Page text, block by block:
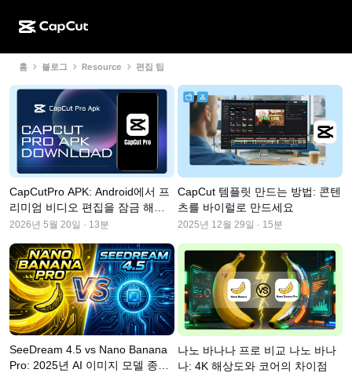
CapCut 데스크톱
CapCut 온라인
CapCut Pad
CapCut 모바일
Dreamina AI
Pippit AI
AI 디자인
동영상 스튜디오
AI 동영상 생성기
AI 이미지 생성기
AI 이미지 보정기
Dreamina Seedance 2.5
Nano Banana Pro
Gemini Omni
AI 도구
동영상 에디터 및 생성기
이미지 에디터 및 생성기
음성 생성기 및 에디터
더 보기
사용 사례
소셜 미디어
마케팅
소셜 미디어 템플릿
홀리데이 템플릿
더 보기
캘린더 템플릿
기념일 템플릿
효과 템플릿
비즈니스 템플릿
커뮤니티
이니셔티브
제휴 사용자
개척자 프로그램
크리에이티브 파트너 프로그램
CapCut 크리에이티브 캠퍼스
도움말
홈 블로그 Resource 편집 팁
CapCutPro APK: Android에서 프
리미엄 비디오 편집을 잠금 해제
하는 안전하고 공식적인 방법
2026년 5월 20일 · 13분
CapCut 템플릿 만드는 방법: 콘텐
츠를 바이럴로 만드세요
2025년 12월 29일 · 15분
SeeDream 4.5 vs Nano Banana
Pro: 2025년 AI 이미지 모델 종합
나노 바나나 프로 비교 나노 바나
나: 4K 해상도와 코어의 차이점